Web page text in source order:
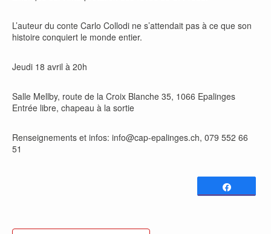
L’auteur du conte Carlo Collodi ne s’attendait pas à ce que son
histoire conquiert le monde entier.
Jeudi 18 avril à 20h
Salle Mellby, route de la Croix Blanche 35, 1066 Epalinges
Entrée libre, chapeau à la sortie
Renseignements et infos: info@cap-epalinges.ch, 079 552 66
51